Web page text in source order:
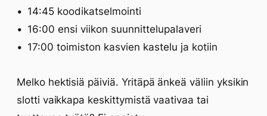
14:45 koodikatselmointi
16:00 ensi viikon suunnittelupalaveri
17:00 toimiston kasvien kastelu ja kotiin
Melko hektisiä päiviä. Yritäpä änkeä väliin yksikin
slotti vaikkapa keskittymistä vaativaa tai